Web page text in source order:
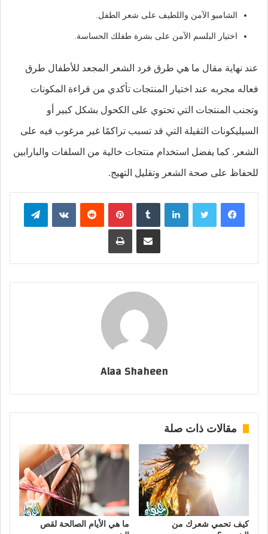
الشامبو الآمن واللطيف على شعر الطفل.
اختيار البلسم الآمن على بشرة طفلك الحساسة.
عند نهاية مقال ما هي طرق فرد الشعر المجعد للأطفال طرق
فعاله مجربه عند اختيار المنتجات تأكدي من قراءة المكونات
وتجنب المنتجات التي تحتوي على الكحول بشكل كبير أو
السيليكونات الثقيلة التي قد تسبب تراكمًا غير مرغوب فيه على
الشعر. كما يفضل استخدام منتجات خالية من السلفات والبارابين
للحفاظ على صحة الشعر وتقليل التهيج.
فيسبوكتويتر لينكدإن ‏Tumblr بينتيريست
‏Reddit
‏VKontakte تيلقرام
مشاركة عبر البريد طباعة
Alaa Shaheen
مقالات ذات صلة
كيف تحمي شعرك من
ما هي الأيام الصالحة لقص